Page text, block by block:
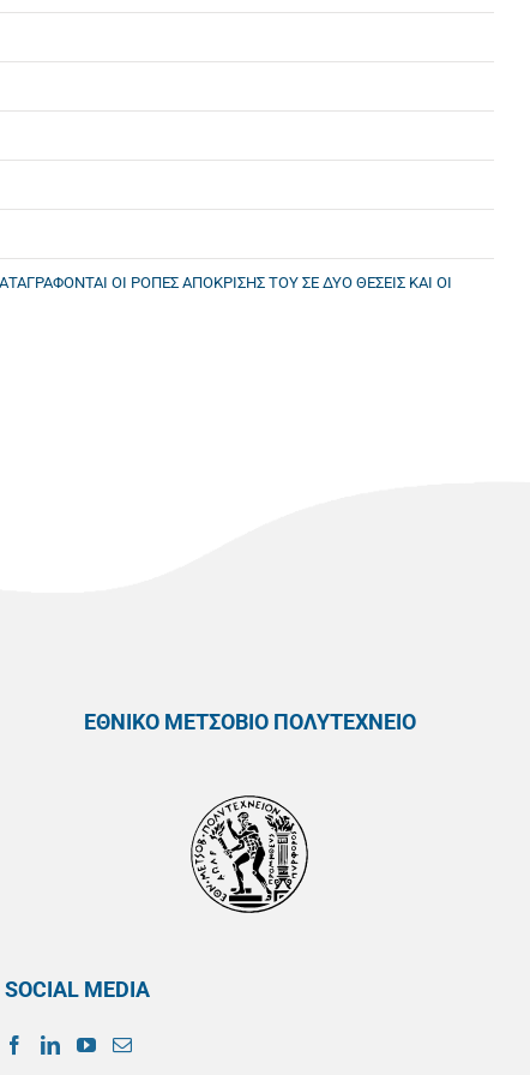
ΟΙ ΡΟΠΕΣ ΑΠΟΚΡΙΣΗΣ ΤΟΥ ΣΕ ΔΥΟ ΘΕΣΕΙΣ ΚΑΙ ΟΙ
ΕΘΝΙΚΟ ΜΕΤΣΟΒΙΟ ΠΟΛΥΤΕΧΝΕΙΟ
SOCIAL MEDIA